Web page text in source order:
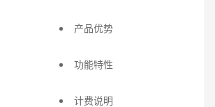
产品优势
功能特性
计费说明